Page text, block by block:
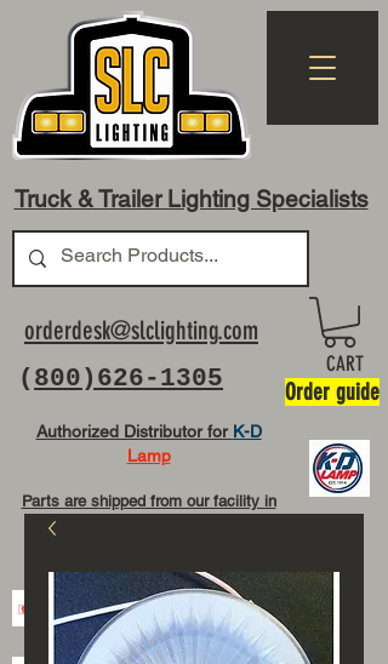
Truck & Trailer Lighting Specialists
( 800)626-1305
orderdesk@slclighting.com
Authorized Distributor for K-D
Lamp
Parts are shipped from our facility in
CART
Order guide